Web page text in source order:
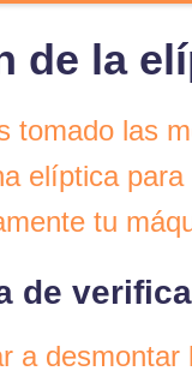
de la
tomado las
elíptica
tu
de
a